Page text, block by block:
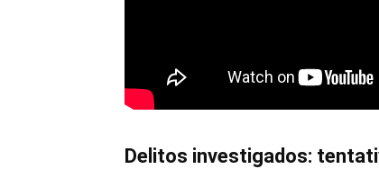
Delitos investigados: